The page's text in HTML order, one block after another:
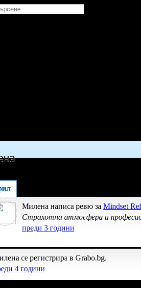
Милена написа ревю за Mindset
Страхотна атмосфера и
преди 3 години
се регистрира в Grabo.bg.
4 години